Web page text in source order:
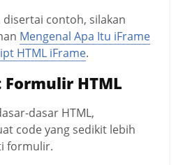
contoh, silakan
Mengenal Apa Itu iFrame
HTML iFrame.
HTML
dasar HTML,
code yang sedikit lebih
formulir.